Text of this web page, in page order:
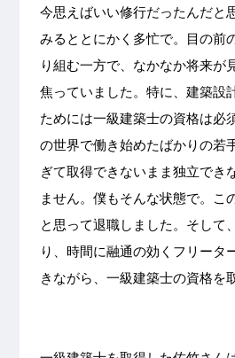
今思えばいい修行だったんだと
みるととにかく多忙で。目の前
り組む一方で、なかなか将来が
焦っていました。特に、建築設
ためには一級建築士の資格は必
の世界で働き始めたばかりの若
ぎて取得できないまま独立でき
ません。僕もそんな状態で。こ
と思って退職しました。そして
り、時間に融通の効くフリータ
きながら、一級建築士の資格を